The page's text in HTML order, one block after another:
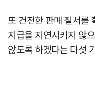
또 건전한 판매 질서를
지급을 지연시키지 않
않도록 하겠다는 다섯